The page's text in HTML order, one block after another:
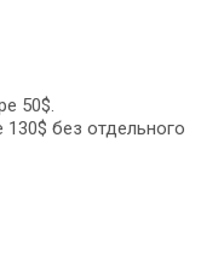
50$.
без отдельного